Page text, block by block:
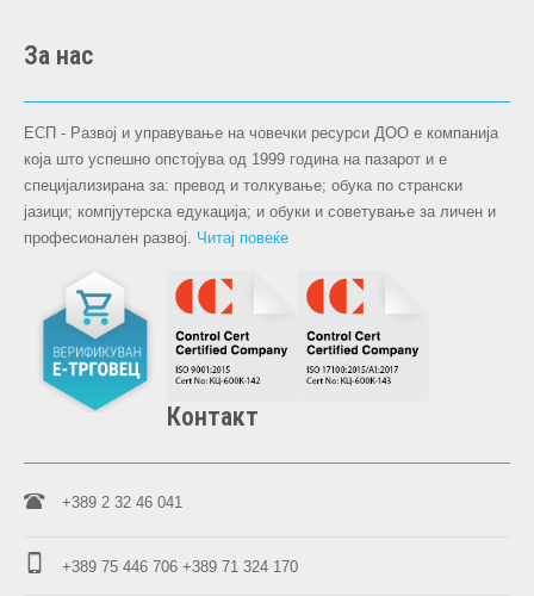
За нас
ЕСП - Развој и управување на човечки ресурси ДОО е компанија
која што успешно опстојува oд 1999 година на пазарот и е
специјализирана за: превод и толкување; обука по странски
јазици; компјутерска едукација; и обуки и советување за личен и
професионален развој. Читај повеќе
Контакт
+389 2 32 46 041
+389 75 446 706 +389 71 324 170